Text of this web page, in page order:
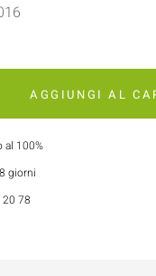
AGGIUNGI AL
al 100%
giorni
78